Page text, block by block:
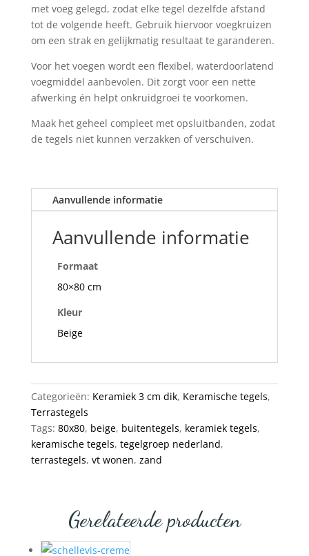
met voeg gelegd, zodat elke tegel dezelfde afstand
tot de volgende heeft. Gebruik hiervoor voegkruizen
om een strak en gelijkmatig resultaat te garanderen.
Voor het voegen wordt een flexibel, waterdoorlatend
voegmiddel aanbevolen. Dit zorgt voor een nette
afwerking én helpt onkruidgroei te voorkomen.
Maak het geheel compleet met opsluitbanden, zodat
de tegels niet kunnen verzakken of verschuiven.
Aanvullende informatie
Aanvullende informatie
Formaat
80×80 cm
Kleur
Beige
Categorieën: Keramiek 3 cm dik, Keramische tegels,
Terrastegels
Tags: 80x80, beige, buitentegels, keramiek tegels,
keramische tegels, tegelgroep nederland,
terrastegels, vt wonen, zand
Gerelateerde producten